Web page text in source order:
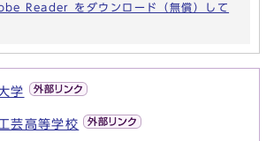
Reader をダウンロード（無償）して
学
芸高等学校